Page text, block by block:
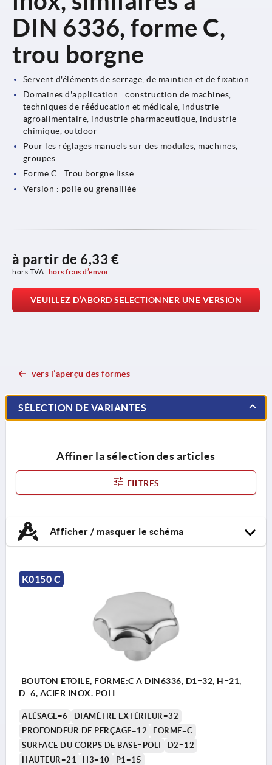
DIN 6336, forme C,
trou borgne
Servent d'éléments de serrage, de maintien et de fixation
Domaines d'application : construction de machines,
techniques de rééducation et médicale, industrie
agroalimentaire, industrie pharmaceutique, industrie
chimique, outdoor
Pour les réglages manuels sur des modules, machines,
groupes
Forme C : Trou borgne lisse
Version : polie ou grenaillée
à partir de 6,33 €
hors TVA hors frais d’envoi
VEUILLEZ D’ABORD SÉLECTIONNER UNE VERSION
vers l’aperçu des formes
SÉLECTION DE VARIANTES
Affiner la sélection des articles
FILTRES
Afficher / masquer le schéma
K0150 C
BOUTON ÉTOILE, FORME:C À DIN6336, D1=32, H=21,
D=6, ACIER INOX. POLI
ALÉSAGE=6
DIAMÈTRE EXTÉRIEUR=32
PROFONDEUR DE PERÇAGE=12
FORME=C
SURFACE DU CORPS DE BASE=POLI
D2=12
HAUTEUR=21
H3=10 P1=15